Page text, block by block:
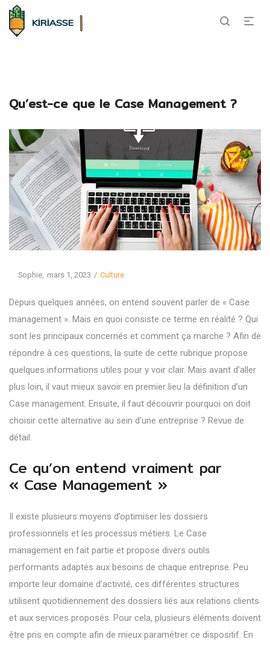
Qu’est-ce que le Case Management ?
BySophie Posted
mars 1, 2023
Posted
Culture
Depuis quelques années, on entend souvent parler de « Case
management ». Mais en quoi consiste ce terme en réalité ? Qui
sont les principaux concernés et comment ça marche ? Afin de
répondre à ces questions, la suite de cette rubrique propose
quelques informations utiles pour y voir clair. Mais avant d’aller
plus loin, il vaut mieux savoir en premier lieu la définition d’un
Case management. Ensuite, il faut découvrir pourquoi on doit
choisir cette alternative au sein d’une entreprise ? Revue de
détail.
Ce qu’on entend vraiment par
« Case Management »
Il existe plusieurs moyens d’optimiser les dossiers
professionnels et les processus métiers. Le Case
management en fait partie et propose divers outils
performants adaptés aux besoins de chaque entreprise. Peu
importe leur domaine d’activité, ces différentes structures
utilisent quotidiennement des dossiers liés aux relations clients
et aux services proposés. Pour cela, plusieurs éléments doivent
être pris en compte afin de mieux paramétrer ce dispositif. En